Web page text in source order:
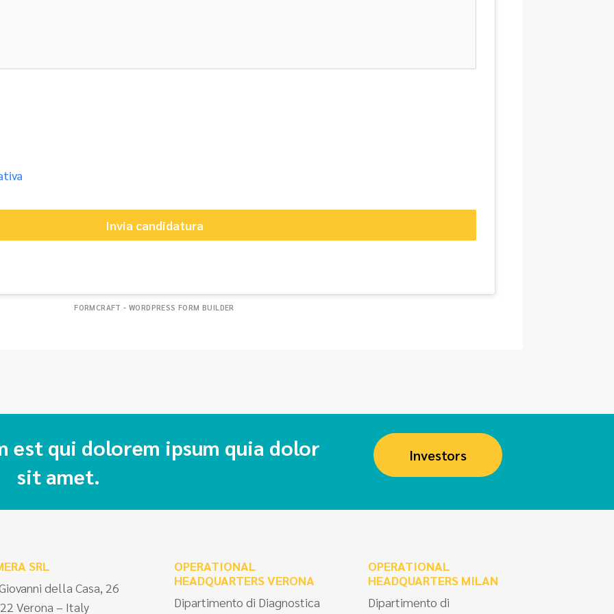
sulla Privacy Policy.
Invia candidatura
FORMCRAFT - WORDPRESS FORM BUILDER
est qui dolorem ipsum quia dolor
sit amet.
Investors
SRL
della Casa, 26
Verona – Italy
OPERATIONAL
HEADQUARTERS VERONA
Dipartimento di Diagnostica
OPERATIONAL
HEADQUARTERS MILAN
Dipartimento di